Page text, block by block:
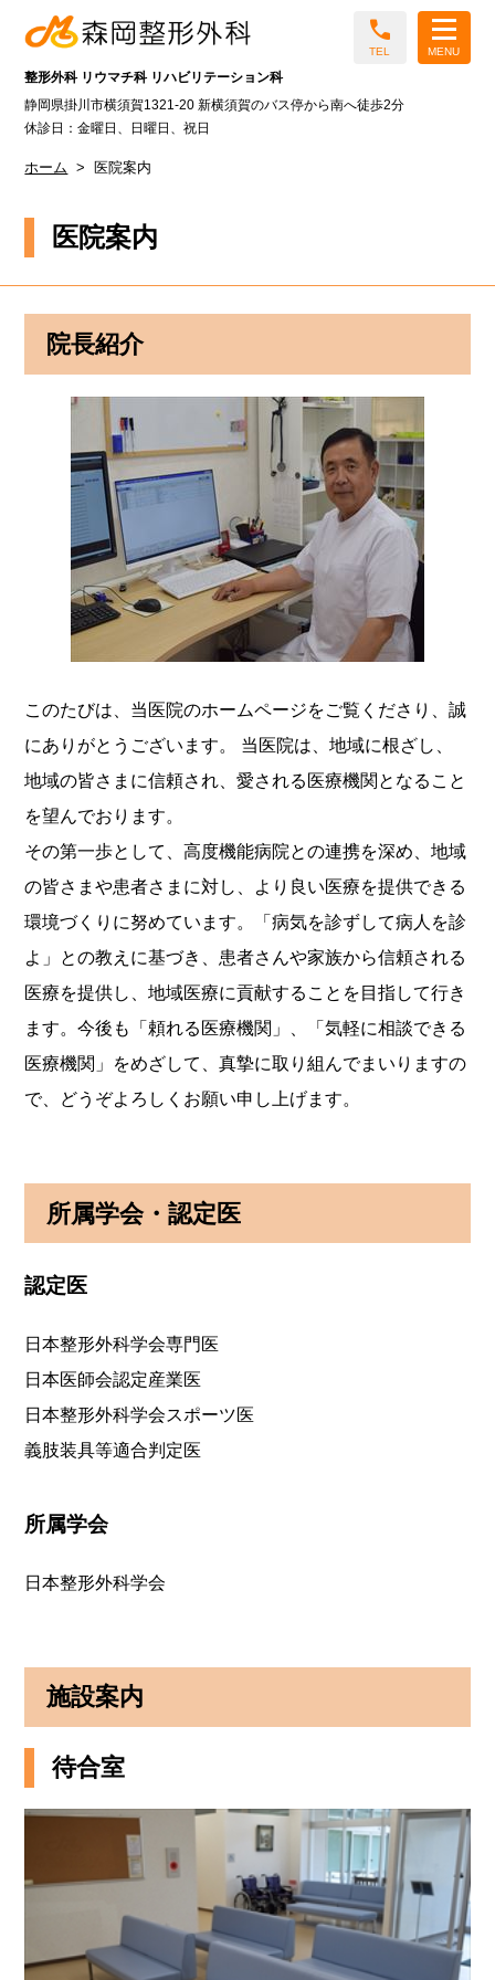
整形外科 リウマチ科 リハビリテーション科
call
TEL MENU
静岡県掛川市横須賀1321-20 新横須賀のバス停から南へ徒歩2分
休診日：金曜日、日曜日、祝日
ホーム 医院案内
医院案内
院長紹介
このたびは、当医院のホームページをご覧くださり、誠
にありがとうございます。 当医院は、地域に根ざし、
地域の皆さまに信頼され、愛される医療機関となること
を望んでおります。
その第一歩として、高度機能病院との連携を深め、地域
の皆さまや患者さまに対し、より良い医療を提供できる
環境づくりに努めています。「病気を診ずして病人を診
よ」との教えに基づき、患者さんや家族から信頼される
医療を提供し、地域医療に貢献することを目指して行き
ます。今後も「頼れる医療機関」、「気軽に相談できる
医療機関」をめざして、真摯に取り組んでまいりますの
で、どうぞよろしくお願い申し上げます。
所属学会・認定医
認定医
日本整形外科学会専門医
日本医師会認定産業医
日本整形外科学会スポーツ医
義肢装具等適合判定医
所属学会
日本整形外科学会
施設案内
待合室